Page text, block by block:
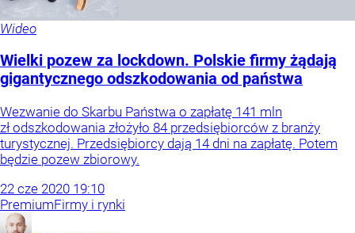
Wideo
Wielki pozew za lockdown. Polskie firmy żądają
gigantycznego odszkodowania od państwa
Wezwanie do Skarbu Państwa o zapłatę 141 mln
zł odszkodowania złożyło 84 przedsiębiorców z branży
turystycznej. Przedsiębiorcy dają 14 dni na zapłatę. Potem
będzie pozew zbiorowy.
22 cze 2020 19:10
PremiumFirmy i rynki